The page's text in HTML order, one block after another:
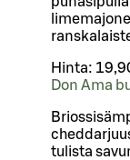
Hinta:
Don Ama
tulista